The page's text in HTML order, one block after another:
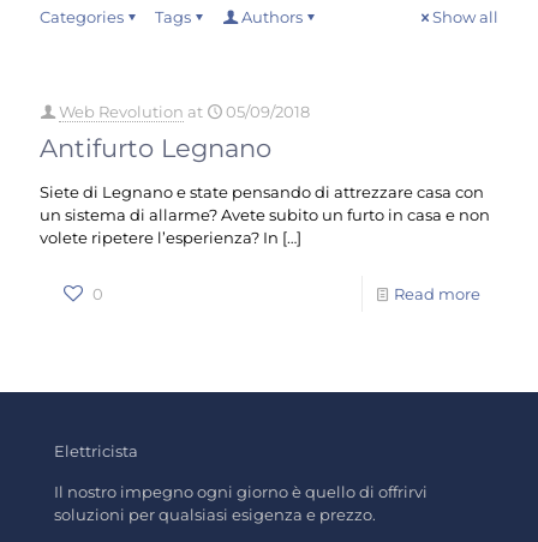
Categories Tags Authors Show all
Web Revolution at 05/09/2018
Antifurto Legnano
Siete di Legnano e state pensando di attrezzare casa con
un sistema di allarme? Avete subito un furto in casa e non
volete ripetere l’esperienza? In […]
0 Read more
Elettricista
Il nostro impegno ogni giorno è quello di offrirvi
soluzioni per qualsiasi esigenza e prezzo.